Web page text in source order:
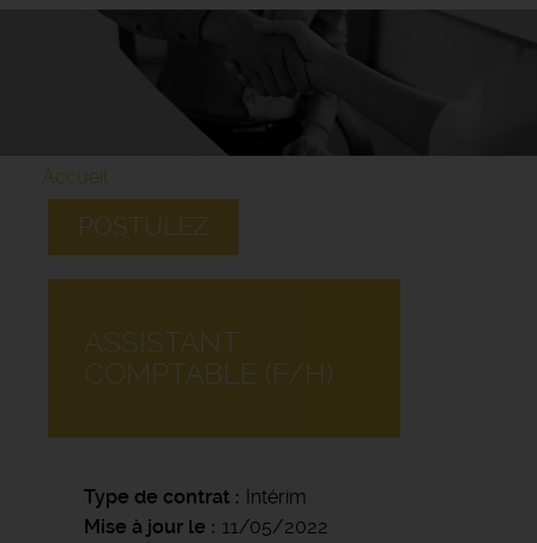
Accueil
POSTULEZ
ASSISTANT
COMPTABLE (F/H)
Type de contrat
Intérim
Mise à jour le
11/05/2022